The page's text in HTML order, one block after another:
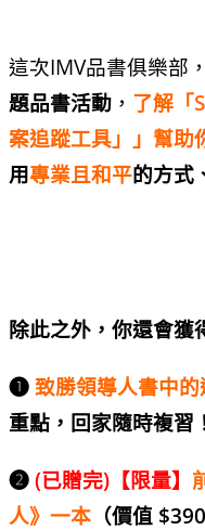
這次IMV品書俱樂部
題品書活動 ， 了解「
案追蹤工具」」幫助
用專業且和平的方式
除此之外，你還會獲
➊ 致勝領導人書中
重點，回家隨時複習
➋ (已贈完) 【限量】
人》一本 （價值 $390